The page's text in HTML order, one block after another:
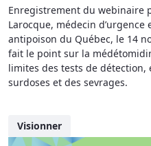
Enregistrement du webinaire
Larocque, médecin
antipoison du Québec, le 14
fait le point sur la
limites des tests de
surdoses et des sevrages.
Visionner